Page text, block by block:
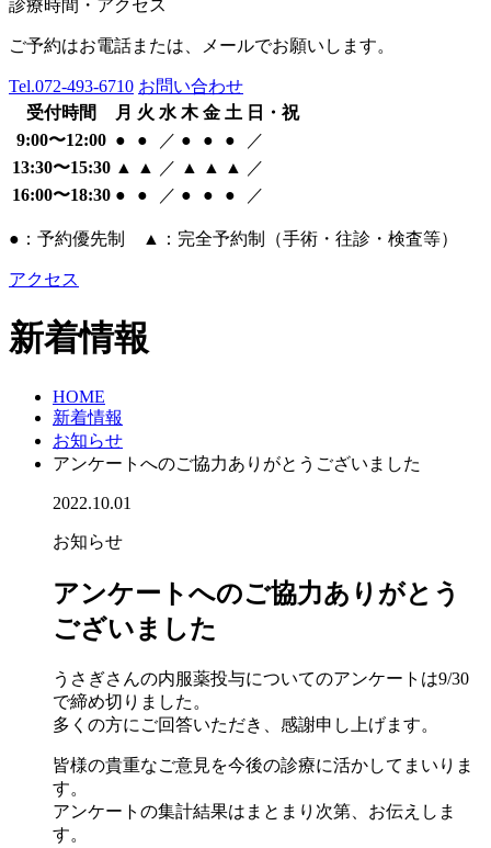
診療時間・アクセス
ご予約はお電話または、メールでお願いします。
Tel.072-493-6710 お問い合わせ
受付時間
月 火 水 木 金 土 日・祝
9:00〜12:00 ● ● ／ ● ● ●
／
13:30〜15:30 ▲ ▲ ／ ▲ ▲ ▲
／
16:00〜18:30 ● ● ／ ● ● ● ／
●：予約優先制 ▲：完全予約制（手術・往診・検査等）
アクセス
新着情報
HOME
新着情報
お知らせ
アンケートへのご協力ありがとうございました
2022.10.01
お知らせ
アンケートへのご協力ありがとう
ございました
うさぎさんの内服薬投与についてのアンケートは9/30
で締め切りました。
多くの方にご回答いただき、感謝申し上げます。
皆様の貴重なご意見を今後の診療に活かしてまいりま
す。
アンケートの集計結果はまとまり次第、お伝えしま
す。